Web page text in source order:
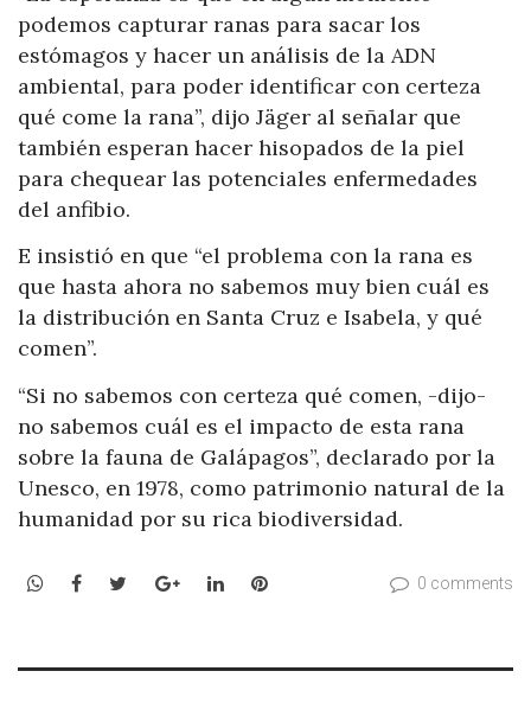
podemos capturar ranas para sacar los
estómagos y hacer un análisis de la ADN
ambiental, para poder identificar con certeza
qué come la rana”, dijo Jäger al señalar que
también esperan hacer hisopados de la piel
para chequear las potenciales enfermedades
del anfibio.
E insistió en que “el problema con la rana es
que hasta ahora no sabemos muy bien cuál es
la distribución en Santa Cruz e Isabela, y qué
comen”.
“Si no sabemos con certeza qué comen, -dijo-
no sabemos cuál es el impacto de esta rana
sobre la fauna de Galápagos”, declarado por la
Unesco, en 1978, como patrimonio natural de la
humanidad por su rica biodiversidad.
WhatsApp
Facebook
TwitterGoogle+LinkedInPinterest 0 comments